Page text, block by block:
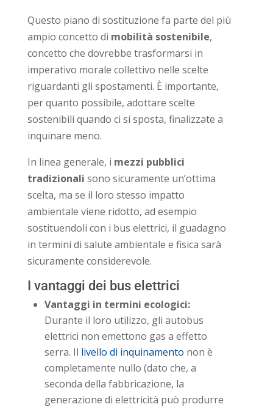
Questo piano di sostituzione fa parte del più
ampio concetto di mobilità sostenibile,
concetto che dovrebbe trasformarsi in
imperativo morale collettivo nelle scelte
riguardanti gli spostamenti. È importante,
per quanto possibile, adottare scelte
sostenibili quando ci si sposta, finalizzate a
inquinare meno.
In linea generale, i mezzi pubblici
tradizionali sono sicuramente un’ottima
scelta, ma se il loro stesso impatto
ambientale viene ridotto, ad esempio
sostituendoli con i bus elettrici, il guadagno
in termini di salute ambientale e fisica sarà
sicuramente considerevole.
I vantaggi dei bus elettrici
Vantaggi in termini ecologici:
Durante il loro utilizzo, gli autobus
elettrici non emettono gas a effetto
serra. Il livello di inquinamento non è
completamente nullo (dato che, a
seconda della fabbricazione, la
generazione di elettricità può produrre